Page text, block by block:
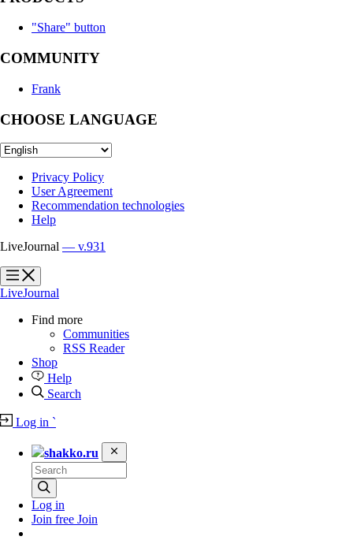
"Share" button
COMMUNITY
Frank
CHOOSE LANGUAGE
Privacy Policy
User Agreement
Recommendation technologies
Help
LiveJournal — v.931
?
?
LiveJournal
Find more
Communities
RSS Reader
Shop
Help
Search
Log in `
shakko.ru
Log in
Join free Join